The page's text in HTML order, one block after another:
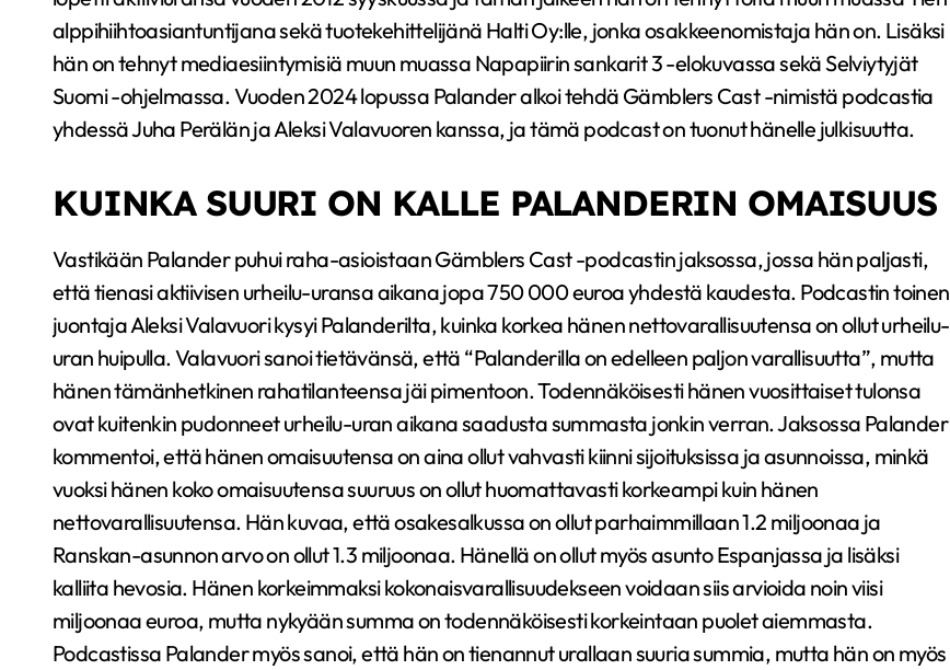
alppihiihtoasiantuntijana sekä tuotekehittelijänä Halti Oy:lle, jonka osakkeenomistaja hän on. Lisäksi
hän on tehnyt mediaesiintymisiä muun muassa Napapiirin sankarit 3 -elokuvassa sekä Selviytyjät
Suomi -ohjelmassa. Vuoden 2024 lopussa Palander alkoi tehdä Gämblers Cast -nimistä podcastia
yhdessä Juha Perälän ja Aleksi Valavuoren kanssa, ja tämä podcast on tuonut hänelle julkisuutta.
KUINKA SUURI ON KALLE PALANDERIN OMAISUUS
Vastikään Palander puhui raha-asioistaan Gämblers Cast -podcastin jaksossa, jossa hän paljasti,
että tienasi aktiivisen urheilu-uransa aikana jopa 750 000 euroa yhdestä kaudesta. Podcastin toinen
juontaja Aleksi Valavuori kysyi Palanderilta, kuinka korkea hänen nettovarallisuutensa on ollut urheilu-
uran huipulla. Valavuori sanoi tietävänsä, että “Palanderilla on edelleen paljon varallisuutta”, mutta
hänen tämänhetkinen rahatilanteensa jäi pimentoon. Todennäköisesti hänen vuosittaiset tulonsa
ovat kuitenkin pudonneet urheilu-uran aikana saadusta summasta jonkin verran. Jaksossa Palander
kommentoi, että hänen omaisuutensa on aina ollut vahvasti kiinni sijoituksissa ja asunnoissa, minkä
vuoksi hänen koko omaisuutensa suuruus on ollut huomattavasti korkeampi kuin hänen
nettovarallisuutensa. Hän kuvaa, että osakesalkussa on ollut parhaimmillaan 1.2 miljoonaa ja
Ranskan-asunnon arvo on ollut 1.3 miljoonaa. Hänellä on ollut myös asunto Espanjassa ja lisäksi
kalliita hevosia. Hänen korkeimmaksi kokonaisvarallisuudekseen voidaan siis arvioida noin viisi
miljoonaa euroa, mutta nykyään summa on todennäköisesti korkeintaan puolet aiemmasta.
Podcastissa Palander myös sanoi, että hän on tienannut urallaan suuria summia, mutta hän on myös